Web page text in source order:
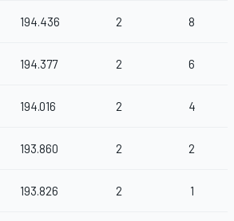
194.436 2 8
194.377 2 6
194.016 2 4
193.860 2 2
193.826 2 1